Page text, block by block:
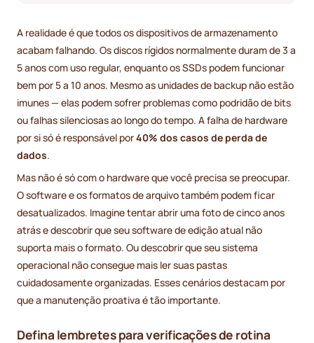
A realidade é que todos os dispositivos de armazenamento
acabam falhando. Os discos rígidos normalmente duram de 3 a
5 anos com uso regular, enquanto os SSDs podem funcionar
bem por 5 a 10 anos. Mesmo as unidades de backup não estão
imunes — elas podem sofrer problemas como podridão de bits
ou falhas silenciosas ao longo do tempo. A falha de hardware
por si só é responsável por40% dos casos de perda de
dados.
Mas não é só com o hardware que você precisa se preocupar.
O software e os formatos de arquivo também podem ficar
desatualizados. Imagine tentar abrir uma foto de cinco anos
atrás e descobrir que seu software de edição atual não
suporta mais o formato. Ou descobrir que seu sistema
operacional não consegue mais ler suas pastas
cuidadosamente organizadas. Esses cenários destacam por
que a manutenção proativa é tão importante.
Defina lembretes para verificações de rotina